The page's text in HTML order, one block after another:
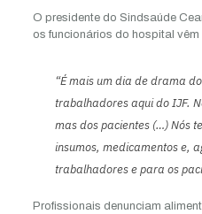
O presidente do Sindsaúde
os funcionários do hospital
“É mais um dia de drama
trabalhadores aqui do IJF.
mas dos pacientes (…) Nós
insumos, medicamentos e,
trabalhadores e para os
Profissionais denunciam